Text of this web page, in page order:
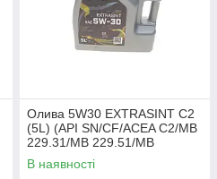
Олива 5W30 EXTRASINT C2
(5L) (API SN/CF/ACEA C2/MB
229.31/MB 229.51/MB
229.52/MB 226.5/BMW LL-04)
504020 UA61
В наявності